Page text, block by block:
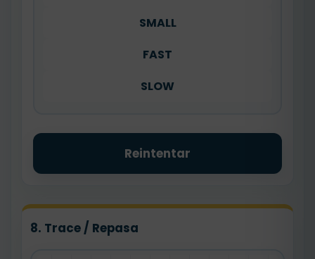
SMALL
FAST
SLOW
Reintentar
8. Trace / Repasa